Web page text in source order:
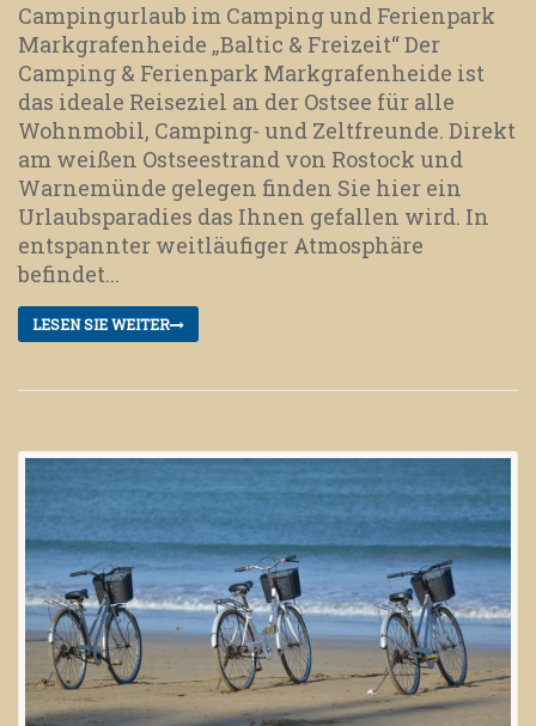
Campingurlaub im Camping und Ferienpark
Markgrafenheide „Baltic & Freizeit“ Der
Camping & Ferienpark Markgrafenheide ist
das ideale Reiseziel an der Ostsee für alle
Wohnmobil, Camping- und Zeltfreunde. Direkt
am weißen Ostseestrand von Rostock und
Warnemünde gelegen finden Sie hier ein
Urlaubsparadies das Ihnen gefallen wird. In
entspannter weitläufiger Atmosphäre
befindet...
LESEN SIE WEITER